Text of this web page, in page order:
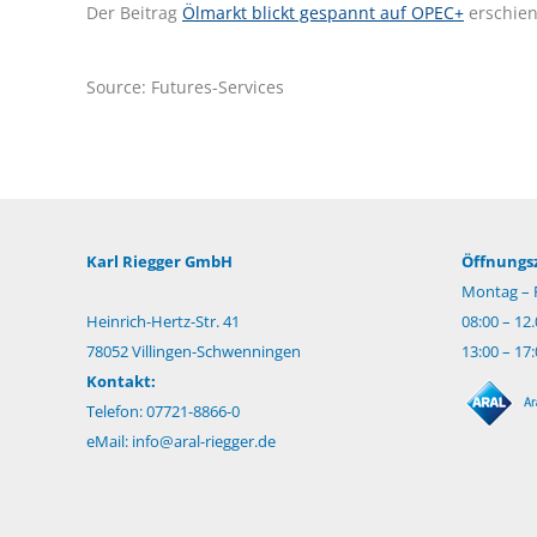
Der Beitrag Ölmarkt blickt gespannt auf OPEC+
Source: Futures-Services
Karl Riegger GmbH
Heinrich-Hertz-Str. 41
78052 Villingen-Schwenningen
Kontakt:
Telefon: 07721-8866-0
eMail: info@aral-riegger.de
Montag –
08:00 –
13:00 –